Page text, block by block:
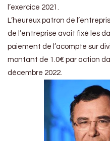
l’exercice 2021.
L’heureux patron de
de l’entreprise avait fixé les
paiement de l’acompte sur
montant de 1.0€ par action
décembre 2022.